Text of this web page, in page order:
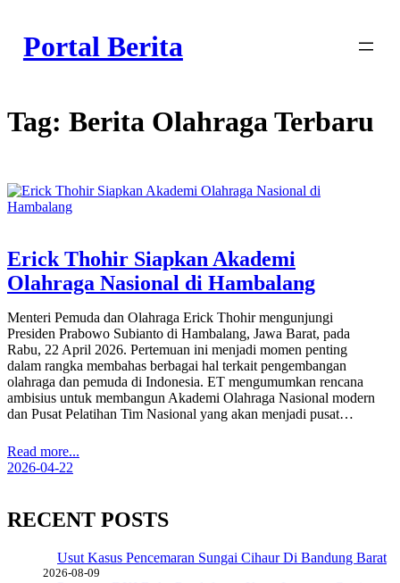
content
Portal Berita
Tag: Berita Olahraga Terbaru
Erick Thohir Siapkan Akademi
Olahraga Nasional di Hambalang
Menteri Pemuda dan Olahraga Erick Thohir mengunjungi
Presiden Prabowo Subianto di Hambalang, Jawa Barat, pada
Rabu, 22 April 2026. Pertemuan ini menjadi momen penting
dalam rangka membahas berbagai hal terkait pengembangan
olahraga dan pemuda di Indonesia. ET mengumumkan rencana
ambisius untuk membangun Akademi Olahraga Nasional modern
dan Pusat Pelatihan Tim Nasional yang akan menjadi pusat…
Read more...
2026-04-22
RECENT POSTS
Usut Kasus Pencemaran Sungai Cihaur Di Bandung Barat
2026-08-09